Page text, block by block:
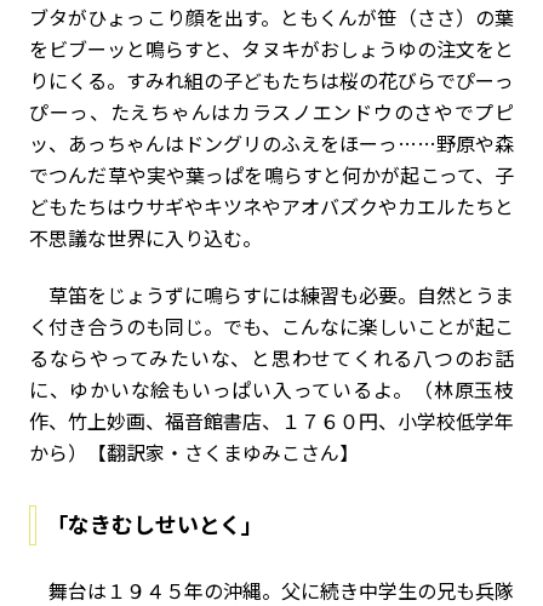
ブタがひょっこり顔を出す。ともくんが笹（ささ）の葉
をビブーッと鳴らすと、タヌキがおしょうゆの注文をと
りにくる。すみれ組の子どもたちは桜の花びらでぴーっ
ぴーっ、たえちゃんはカラスノエンドウのさやでプピ
ッ、あっちゃんはドングリのふえをほーっ……野原や森
でつんだ草や実や葉っぱを鳴らすと何かが起こって、子
どもたちはウサギやキツネやアオバズクやカエルたちと
不思議な世界に入り込む。
草笛をじょうずに鳴らすには練習も必要。自然とうま
く付き合うのも同じ。でも、こんなに楽しいことが起こ
るならやってみたいな、と思わせてくれる八つのお話
に、ゆかいな絵もいっぱい入っているよ。（林原玉枝
作、竹上妙画、福音館書店、１７６０円、小学校低学年
から）【翻訳家・さくまゆみこさん】
「なきむしせいとく」
舞台は１９４５年の沖縄。父に続き中学生の兄も兵隊